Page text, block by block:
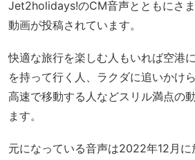
Jet2holidays!のCM音声とともにさ
動画が投稿されています。
快適な旅行を楽しむ人もいれば空港
を持って行く人、ラクダに追いかけ
高速で移動する人などスリル満点の
ます。
元になっている音声は2022年12月